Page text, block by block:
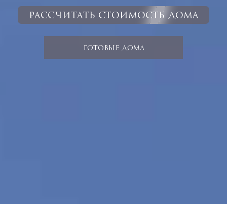
РАССЧИТАТЬ СТОИМОСТЬ ДОМА
ГОТОВЫЕ ДОМА